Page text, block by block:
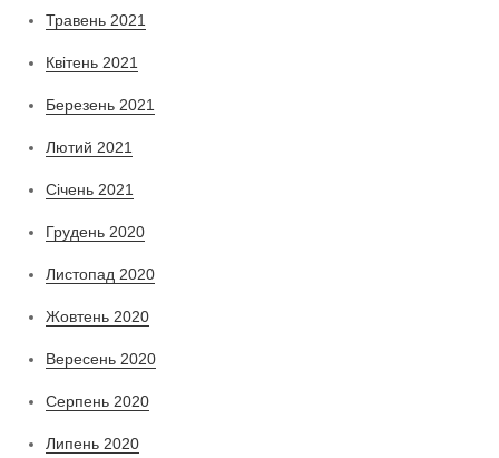
Травень 2021
Квітень 2021
Березень 2021
Лютий 2021
Січень 2021
Грудень 2020
Листопад 2020
Жовтень 2020
Вересень 2020
Серпень 2020
Липень 2020